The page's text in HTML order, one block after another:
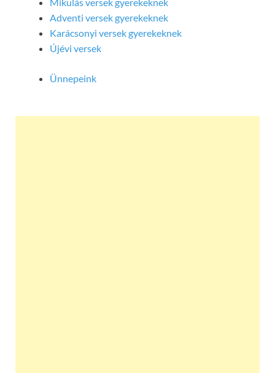
Mikulás versek gyerekeknek
Adventi versek gyerekeknek
Karácsonyi versek gyerekeknek
Újévi versek
Ünnepeink